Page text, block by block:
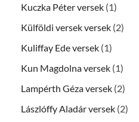
Kuczka Péter versek (1)
Külföldi versek versek (2)
Kuliffay Ede versek (1)
Kun Magdolna versek (1)
Lampérth Géza versek (2)
Lászlóffy Aladár versek (2)